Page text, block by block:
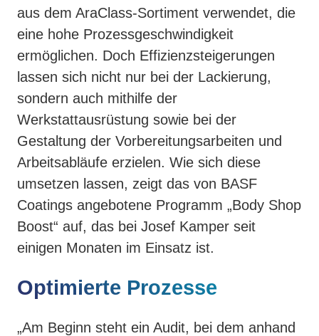
aus dem AraClass-Sortiment verwendet, die
eine hohe Prozessgeschwindigkeit
ermöglichen. Doch Effizienzsteigerungen
lassen sich nicht nur bei der Lackierung,
sondern auch mithilfe der
Werkstattausrüstung sowie bei der
Gestaltung der Vorbereitungsarbeiten und
Arbeitsabläufe erzielen. Wie sich diese
umsetzen lassen, zeigt das von BASF
Coatings angebotene Programm „Body Shop
Boost“ auf, das bei Josef Kamper seit
einigen Monaten im Einsatz ist.
Optimierte Prozesse
„Am Beginn steht ein Audit, bei dem anhand